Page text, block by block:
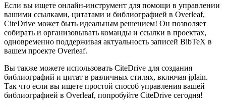
Если вы ищете онлайн-инструмент для помощи в управлении
вашими ссылками, цитатами и библиографией в Overleaf,
CiteDrive может быть идеальным решением! Он позволяет
собирать и организовывать команды и ссылки в проектах,
одновременно поддерживая актуальность записей BibTeX в
вашем проекте Overleaf.
Вы также можете использовать CiteDrive для создания
библиографий и цитат в различных стилях, включая jplain.
Так что если вы ищете простой способ управления вашей
библиографией в Overleaf, попробуйте CiteDrive сегодня!